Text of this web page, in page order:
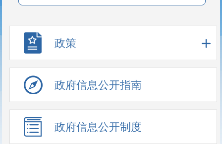
政策
政府信息公开指南
政府信息公开制度